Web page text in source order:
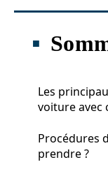
Les
voiture avec
Procédures
prendre ?